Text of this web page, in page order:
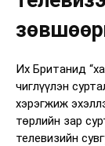
Их Британид
чиглүүлэн
хэрэгжиж
төрлийн зар
телевизийн